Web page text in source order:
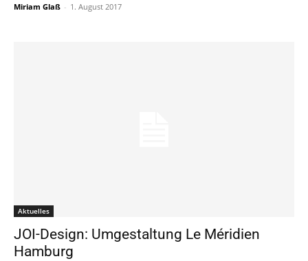
Miriam Glaß - 1. August 2017
Aktuelles
JOI-Design: Umgestaltung Le Méridien
Hamburg